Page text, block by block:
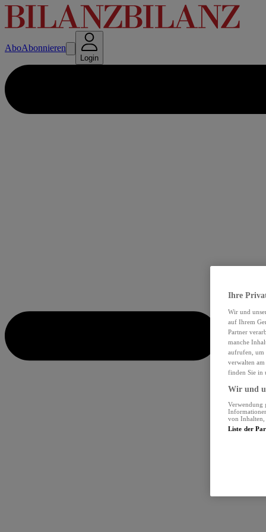
AboAbonnieren
Login
Ihre
Wir und
auf Ihrem
Partner
manche
aufrufen, um
verwalten
finden Sie in
Wir und
Verwendung
von Inhalten,
Liste der